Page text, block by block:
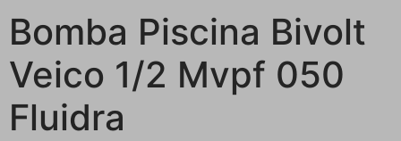
Bomba Piscina Bivolt
Veico 1/2 Mvpf 050
Fluidra